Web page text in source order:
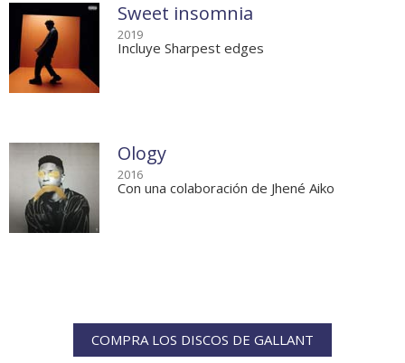
Sweet insomnia
2019
Incluye Sharpest edges
Ology
2016
Con una colaboración de Jhené Aiko
COMPRA LOS DISCOS DE GALLANT